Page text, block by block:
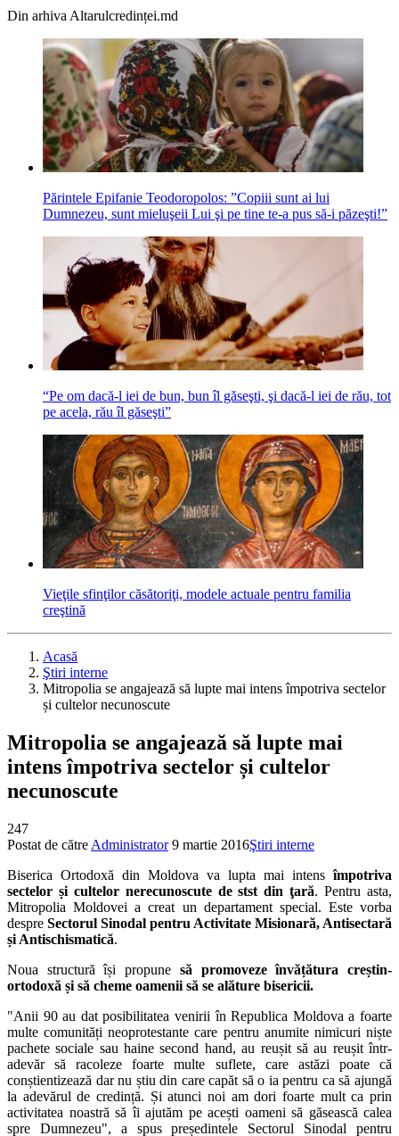
Din arhiva Altarulcredinței.md
Părintele Epifanie Teodoropolos: ”Copiii sunt ai lui
Dumnezeu, sunt mieluşeii Lui şi pe tine te-a pus să-i păzeşti!”
“Pe om dacă-l iei de bun, bun îl găseşti, şi dacă-l iei de rău, tot
pe acela, rău îl găseşti”
Vieţile sfinţilor căsătoriţi, modele actuale pentru familia
creştină
Acasă
Ştiri interne
Mitropolia se angajează să lupte mai intens împotriva sectelor
și cultelor necunoscute
Mitropolia se angajează să lupte mai
intens împotriva sectelor și cultelor
necunoscute
247
Postat de către Administrator 9 martie 2016Ştiri interne
Biserica Ortodoxă din Moldova va lupta mai intens împotriva
sectelor și cultelor nerecunoscute de stst din ţară. Pentru asta,
Mitropolia Moldovei a creat un departament special. Este vorba
despre Sectorul Sinodal pentru Activitate Misionară, Antisectară
și Antischismatică.
Noua structură își propune să promoveze învățătura creștin-
ortodoxă și să cheme oamenii să se alăture bisericii.
"Anii 90 au dat posibilitatea venirii în Republica Moldova a foarte
multe comunități neoprotestante care pentru anumite nimicuri niște
pachete sociale sau haine second hand, au reușit să au reușit într-
adevăr să racoleze foarte multe suflete, care astăzi poate că
conștientizează dar nu știu din care capăt să o ia pentru ca să ajungă
la adevărul de credință. Și atunci noi am dori foarte mult ca prin
activitatea noastră să îi ajutăm pe acești oameni să găsească calea
spre Dumnezeu", a spus președintele Sectorul Sinodal pentru